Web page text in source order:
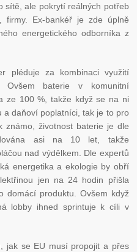
sítě, ale pokrytí reálných potřeb
firmy. Ex-bankéř je zde úplně
energetického odborníka z
pléduje za kombinaci využití
Ovšem baterie v komunitní
ze 100 %, takže když se na ni
a daňoví poplatníci, tak je to pro
známo, životnost baterie je dle
asi na 10 let, takže
nad výdělkem. Dle expertů
energetika a ekologie by obří
jen na 24 hodin přišla
domácí produktu. Ovšem když
lobby ihned sprintuje k cíli v
jak se EU musí propojit a přes